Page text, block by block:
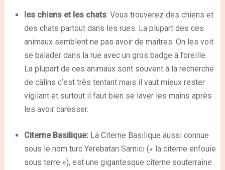
les chiens et les chats: Vous trouverez des chiens et
des chats partout dans les rues. La plupart des ces
animaux semblent ne pas avoir de maitres. On les voit
se balader dans la rue avec un gros badge à l’oreille.
La plupart de ces animaux sont souvent à la recherche
de câlins c’est très tentant mais il vaut mieux rester
vigilant et surtout il faut bien se laver les mains après
les avoir caresser.
Citerne Basilique: La Citerne Basilique aussi connue
sous le nom turc Yerebatan Sarnıcı (« la citerne enfouie
sous terre »), est une gigantesque citerne souterraine